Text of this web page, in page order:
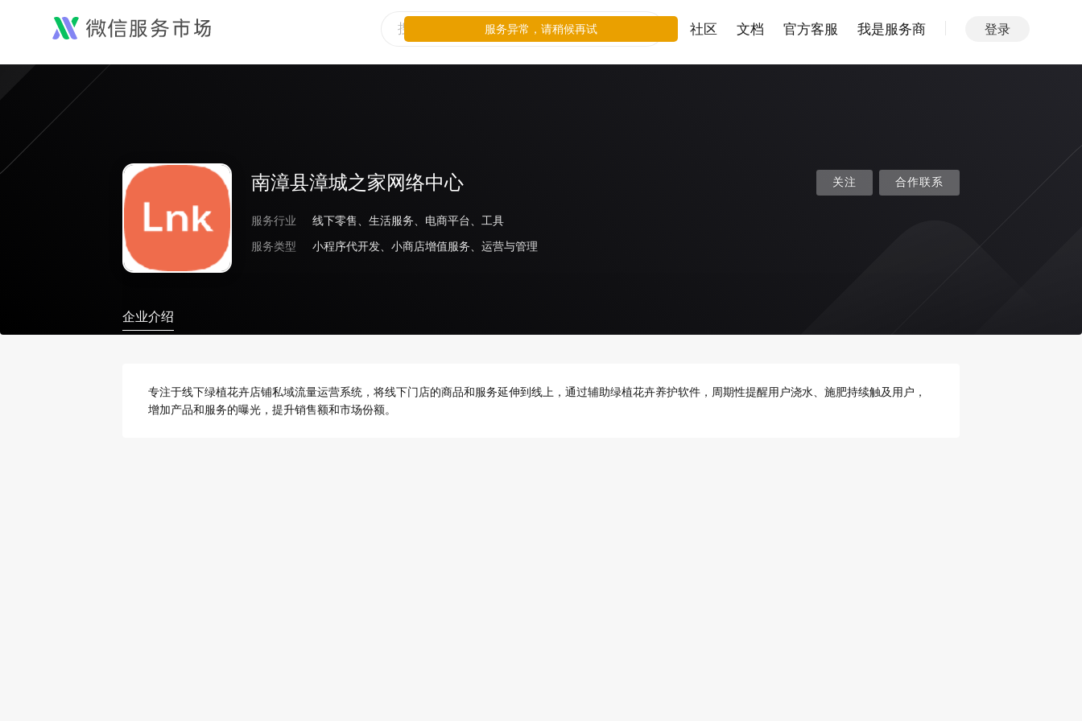
社区 文档 官方客服 我是服务商 登录
南漳县漳城之家网络中心
服务行业
线下零售、生活服务、电商平台、工具
服务类型
小程序代开发、小商店增值服务、运营与管理
关注 合作联系
企业介绍
专注于线下绿植花卉店铺私域流量运营系统，将线下门店的商品和服务延伸到线上，通过辅助绿植花卉养护软件，周期性提醒用户浇水、施肥持续触及用户，
增加产品和服务的曝光，提升销售额和市场份额。
服务异常，请稍候再试